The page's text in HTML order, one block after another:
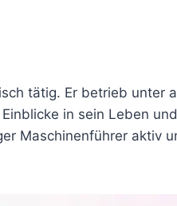
tätig. Er betrieb unter
in sein Leben
Maschinenführer aktiv